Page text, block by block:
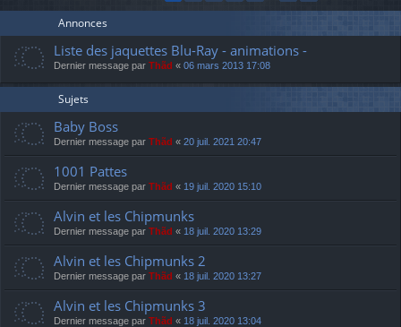
Annonces
Liste des jaquettes Blu-Ray - animations -
Dernier message par Thãd « 06 mars 2013 17:08
Sujets
Baby Boss
Dernier message par Thãd « 20 juil. 2021 20:47
1001 Pattes
Dernier message par Thãd « 19 juil. 2020 15:10
Alvin et les Chipmunks
Dernier message par Thãd « 18 juil. 2020 13:29
Alvin et les Chipmunks 2
Dernier message par Thãd « 18 juil. 2020 13:27
Alvin et les Chipmunks 3
Dernier message par Thãd « 18 juil. 2020 13:04